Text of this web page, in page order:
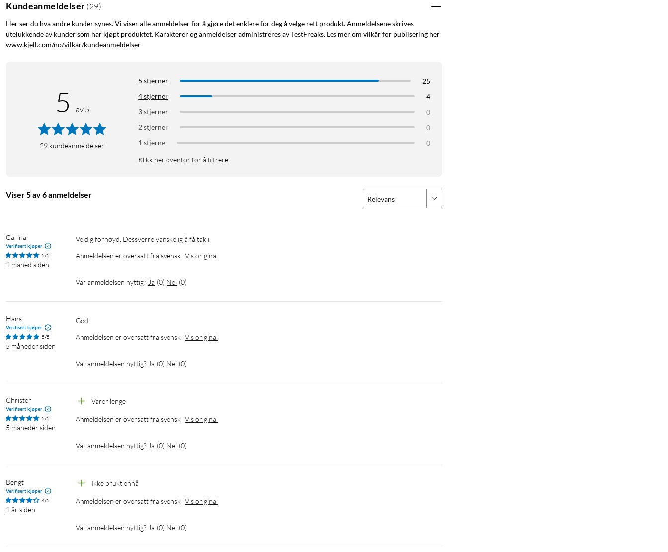
Kundeanmeldelser (29)
Her ser du hva andre kunder synes. Vi viser alle anmeldelser for å gjøre det enklere for deg å velge rett produkt. Anmeldelsene skrives
utelukkende av kunder som har kjøpt produktet. Karakterer og anmeldelser administreres av TestFreaks. Les mer om vilkår for publisering her
www.kjell.com/no/vilkar/kundeanmeldelser
5 av 5
29 kundeanmeldelser
5 stjerner
25
4 stjerner
4
3 stjerner
0
2 stjerner
0
1 stjerne
0
Klikk her ovenfor for å filtrere
Viser 5 av 6 anmeldelser Relevans
Carina
Verifisert kjøper
5/5
1 måned siden
Veldig fornøyd. Dessverre vanskelig å få tak i.
Anmeldelsen er oversatt fra svensk Vis original
Var anmeldelsen nyttig? Ja (0) Nei (0)
Hans
Verifisert kjøper
5/5
5 måneder siden
God
Anmeldelsen er oversatt fra svensk Vis original
Var anmeldelsen nyttig? Ja (0) Nei (0)
Christer
Verifisert kjøper
5/5
5 måneder siden
Varer lenge
Anmeldelsen er oversatt fra svensk Vis original
Var anmeldelsen nyttig? Ja (0) Nei (0)
Bengt
Verifisert kjøper
4/5
1 år siden
Ikke brukt ennå
Anmeldelsen er oversatt fra svensk Vis original
Var anmeldelsen nyttig? Ja (0) Nei (0)